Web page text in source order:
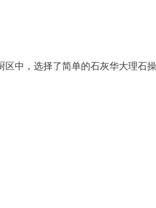
区中，选择了简单的石灰华大理石